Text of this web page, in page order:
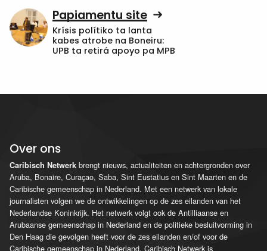
Papiamentu site
Krísis polítiko ta lanta
kabes atrobe na Boneiru:
UPB ta retirá apoyo pa MPB
Over ons
Caribisch Netwerk brengt nieuws, actualiteiten en achtergronden over
Aruba, Bonaire, Curaçao, Saba, Sint Eustatius en Sint Maarten en de
Caribische gemeenschap in Nederland. Met een netwerk van lokale
journalisten volgen we de ontwikkelingen op de zes eilanden van het
Nederlandse Koninkrijk. Het netwerk volgt ook de Antilliaanse en
Arubaanse gemeenschap in Nederland en de politieke besluitvorming in
Den Haag die gevolgen heeft voor de zes eilanden en/of voor de
Caribische gemeenschap in Nederland. Caribisch Netwerk is